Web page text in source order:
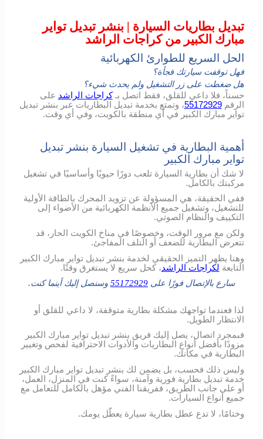
تبديل بطاريات السيارة | بنشر تبديل تواير
مبارك الكبير من كراجات الراشد
الحل السريع للطوارئ الكهربائية
فهل توقفت سيارتك فجأة؟
هل ضغطت على زر التشغيل ولم يحدث شيء؟
حسناً، فلا داعي للقلق، فقط اتصل بـكراجات الراشد على
الرقم55172929، وتمتع بخدمة تبديل البطاريات عبر بنشر تبديل
تواير مبارك الكبير في أي منطقة بالكويت، وفي أي وقت.
أهمية البطارية في تشغيل السيارة بنشر تبديل
تواير مبارك الكبير
لا شك أن بطارية السيارة تلعب دورًا حيويًا وأساسيًا في تشغيل
مركبتك بالكامل.
ففي الحقيقة، هي المسؤولة عن تزويد المحرك بالطاقة الأولية
للتشغيل، وتشغيل جميع الأنظمة الكهربائية من الأضواء إلى
التكييف والنظام الصوتي.
ولكن مع مرور الوقت، وخصوصًا في مناخ الكويت الحار، قد
تتعرض البطارية للضعف أو التلف المفاجئ.
وهنا يظهر التميز الحقيقي لخدمة بنشر تبديل تواير مبارك الكبير
التابعة لكراجات الراشد، كحل سريع لا يستغرق وقتًا.
سارع بالإتصال فورًا على 55172929 وسنصل إليك أينما كنت.
لذا فعندما تواجهك مشكلة بطارية متوقفة، لا داعي للقلق أو
الانتظار الطويل.
فبمجرد اتصال، يصل إليك فريق بنشر تبديل تواير مبارك الكبير
مزودًا بأفضل أنواع البطاريات والأدوات الاحترافية لفحص وتغيير
البطارية في مكانك.
وليس ذلك فحسب، بل يضمن لك بنشر تبديل تواير مبارك الكبير
خدمة تبديل بطارية فورية وآمنة، سواءً كنت في المنزل، العمل،
أو على جانب الطريق، ففريقنا الفني مؤهل بالكامل للتعامل مع
جميع أنواع السيارات.
وختامًا، لا تدع عطل بطارية سيارة يعطّل يومك.